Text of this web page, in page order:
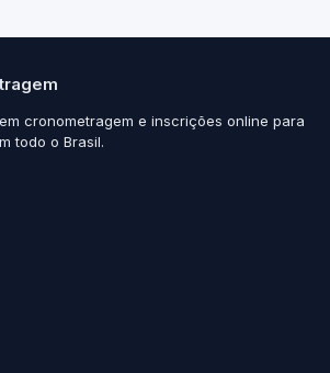
cronometragem e inscrições online para
todo o Brasil.